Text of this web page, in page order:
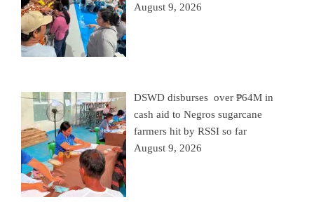
August 9, 2026
DSWD disburses over ₱64M in
cash aid to Negros sugarcane
farmers hit by RSSI so far
August 9, 2026